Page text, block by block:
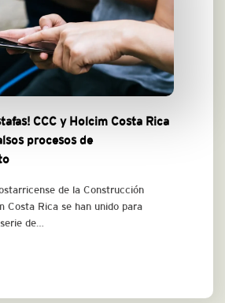
CCC y Holcim Costa Rica
procesos de
de la Construcción
Costa Rica se han unido para
de…